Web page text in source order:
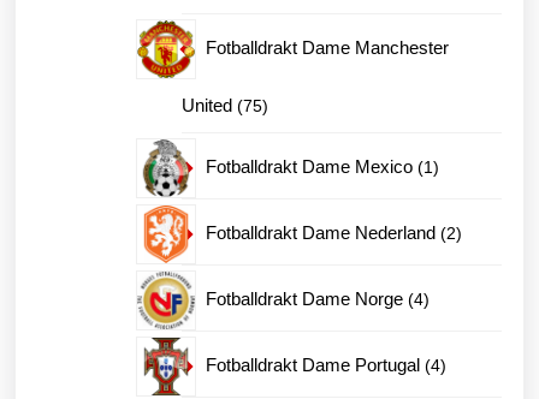
produkter
Fotballdrakt Dame Manchester
United 7575
Fotballdrakt Dame Mexico 11
Fotballdrakt Dame Nederland 22
Fotballdrakt Dame Norge 44
Fotballdrakt Dame Portugal 44